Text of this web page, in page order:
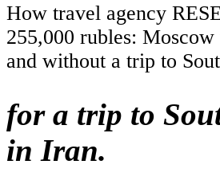
How travel agency
255,000 rubles:
and without a trip to
for a trip to
in Iran.